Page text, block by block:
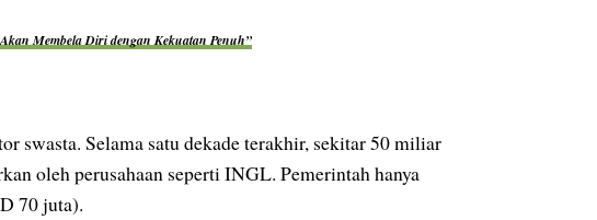
Membela Diri dengan Kekuatan Penuh”
swasta. Selama satu dekade terakhir, sekitar 50 miliar
oleh perusahaan seperti INGL. Pemerintah hanya
70 juta).